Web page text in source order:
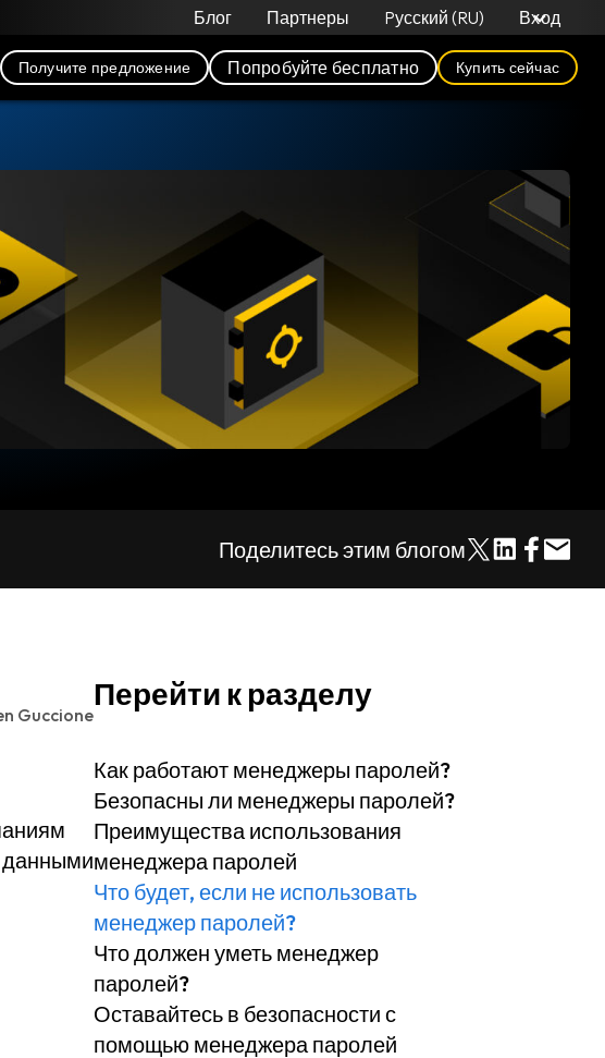
Блог Партнеры Pусский (RU) Вход
Получите предложение Попробуйте бесплатно Купить сейчас
Поделитесь этим блогом
Guccione
данными
Перейти к разделу
Как работают менеджеры паролей?
Безопасны ли менеджеры паролей?
Преимущества использования
менеджера паролей
Что будет, если не использовать
менеджер паролей?
Что должен уметь менеджер
паролей?
Оставайтесь в безопасности с
помощью менеджера паролей